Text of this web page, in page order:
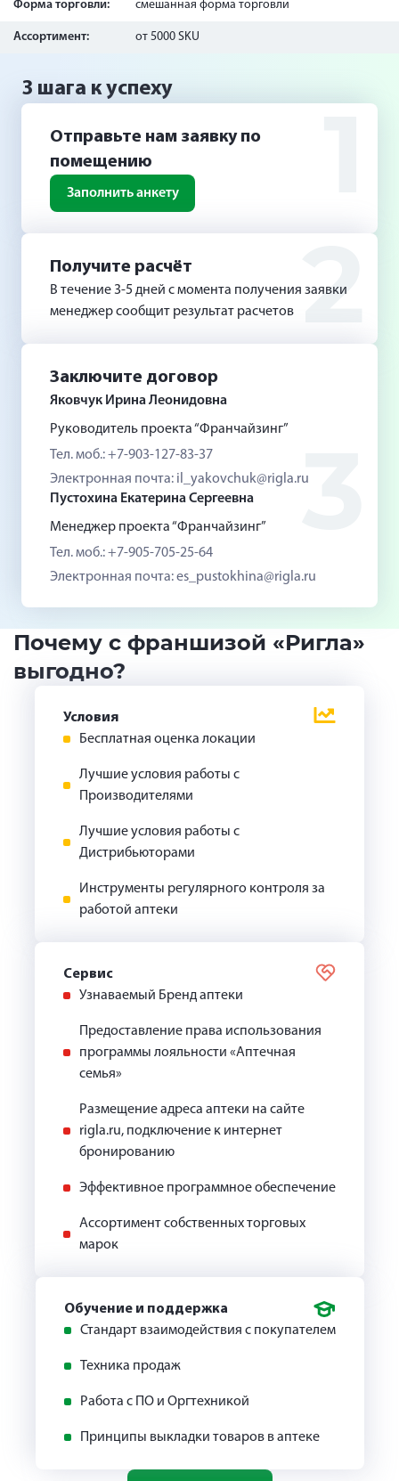
Форма торговли: смешанная форма торговли
Ассортимент: от 5000 SKU
3 шага к успеху
Отправьте нам заявку по
помещению
Заполнить анкету
2
Получите расчёт
В течение 3-5 дней с момента получения заявки
менеджер сообщит результат расчетов
3
Заключите договор
Яковчук Ирина Леонидовна
Руководитель проекта “Франчайзинг”
Тел. моб.: +7-903-127-83-37
Электронная почта: il_yakovchuk@rigla.ru
Пустохина Екатерина Сергеевна
Менеджер проекта “Франчайзинг”
Тел. моб.: +7-905-705-25-64
Электронная почта: es_pustokhina@rigla.ru
Почему с франшизой «Ригла»
выгодно?
Условия
Бесплатная оценка локации
Лучшие условия работы с
Производителями
Лучшие условия работы с
Дистрибьюторами
Инструменты регулярного контроля за
работой аптеки
Сервис
Узнаваемый Бренд аптеки
Предоставление права использования
программы лояльности «Аптечная
семья»
Размещение адреса аптеки на сайте
rigla.ru, подключение к интернет
бронированию
Эффективное программное обеспечение
Ассортимент собственных торговых
марок
Обучение и поддержка
Стандарт взаимодействия с покупателем
Техника продаж
Работа с ПО и Оргтехникой
Принципы выкладки товаров в аптеке